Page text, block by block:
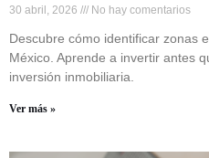
30 abril, 2026 No hay comentarios
Descubre cómo identificar zonas
México. Aprende a invertir antes
inversión inmobiliaria.
Ver más »